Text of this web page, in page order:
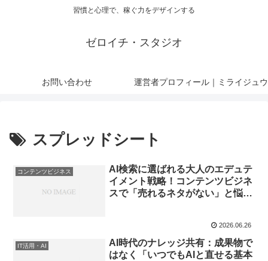
習慣と心理で、稼ぐ力をデザインする
ゼロイチ・スタジオ
お問い合わせ 運営者プロフィール｜ミライジュウ
スプレッドシート
コンテンツビジネス
AI検索に選ばれる大人のエデュテ
イメント戦略！コンテンツビジネ
スで「売れるネタがない」と悩む
2026.06.26
IT活用・AI
AI時代のナレッジ共有：成果物で
はなく「いつでもAIと直せる基本